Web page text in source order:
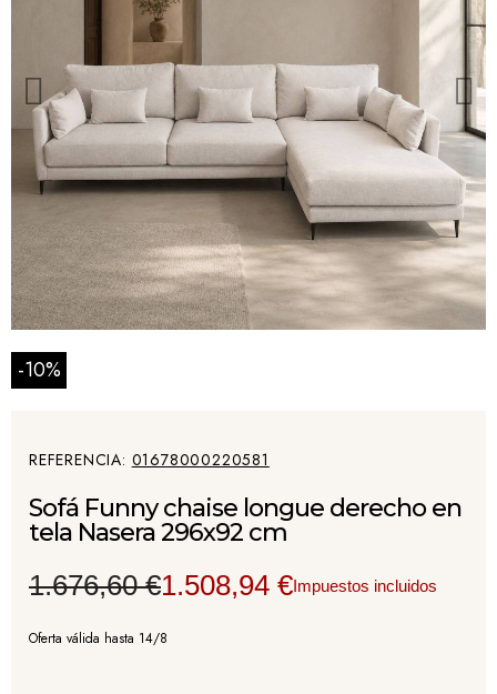
-10%
REFERENCIA 01678000220581
Sofá Funny chaise longue derecho en
tela Nasera 296x92 cm
1.676,60 €1.508,94 €Impuestos incluidos
Oferta válida hasta 14/8